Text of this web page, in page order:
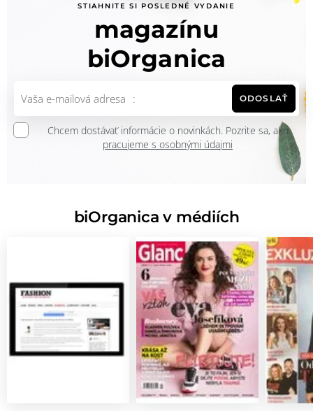
STIAHNITE SI POSLEDNÉ VYDANIE
magazínu
biOrganica
ODOSLAŤ
Chcem dostávať informácie o novinkách. Pozrite sa, ako
pracujeme s osobnými údajmi
biOrganica v médiích